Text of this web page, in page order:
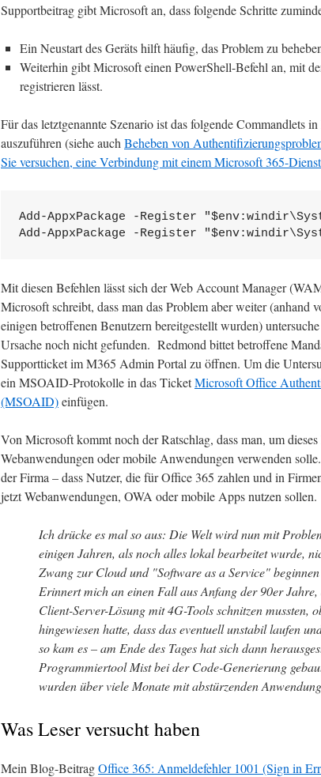
Supportbeitrag gibt Microsoft an, dass folgende Schritte
Ein Neustart des Geräts hilft häufig, das Problem zu
Weiterhin gibt Microsoft einen PowerShell-Befehl an, mit
registrieren lässt.
Für das letztgenannte Szenario ist das folgende Commandlets
auszuführen (siehe auch Beheben von
Sie versuchen, eine Verbindung mit einem Microsoft 365-
Add-AppxPackage -Register
Add-AppxPackage -Register
Mit diesen Befehlen lässt sich der Web Account Manager
Microsoft schreibt, dass man das Problem aber weiter (anhand
einigen betroffenen Benutzern bereitgestellt wurden)
Ursache noch nicht gefunden. Redmond bittet betroffene
Supportticket im M365 Admin Portal zu öffnen. Um die
ein MSOAID-Protokolle in das TicketMicrosoft Office
(MSOAID)einfügen.
Von Microsoft kommt noch der Ratschlag, dass man, um
Webanwendungen oder mobile Anwendungen verwenden
der Firma – dass Nutzer, die für Office 365 zahlen und in
jetzt Webanwendungen, OWA oder mobile Apps nutzen sollen.
Ich drücke es mal so aus: Die Welt wird nun mit
einigen Jahren, als noch alles lokal bearbeitet wurde,
Zwang zur Cloud und "Software as a Service"
Erinnert mich an einen Fall aus Anfang der 90er
Client-Server-Lösung mit 4G-Tools schnitzen mussten,
hingewiesen hatte, dass das eventuell unstabil laufen
so kam es – am Ende des Tages hat sich dann
Programmiertool Mist bei der Code-Generierung
wurden über viele Monate mit abstürzenden
Was Leser versucht haben
Mein Blog-BeitragOffice 365: Anmeldefehler 1001 (Sign in